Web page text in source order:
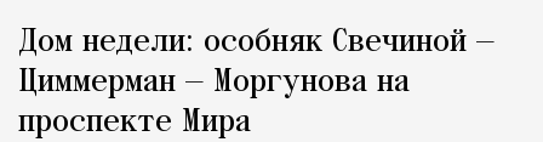
Город
Дом недели: особняк Свечиной —
Циммерман — Моргунова на
проспекте Мира